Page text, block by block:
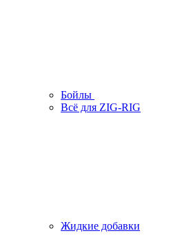
Бойлы
Всё для ZIG-RIG
Жидкие добавки